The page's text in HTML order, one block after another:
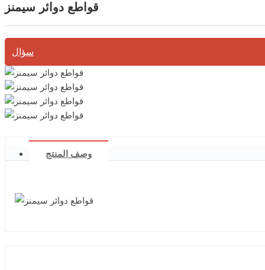
قواطع دوائر سيمنز
سؤال
وصف المنتج